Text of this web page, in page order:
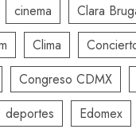
cinema
Clara
Clima
Congreso CDMX
deportes
Edomex